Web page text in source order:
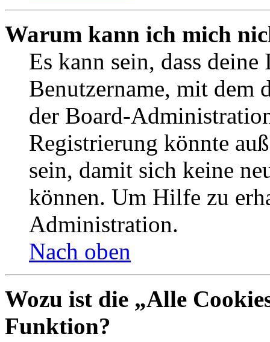
Warum kann ich mich
Es kann sein, dass
Benutzername, mit dem
der Board-
Registrierung könnte
sein, damit sich keine
können. Um Hilfe zu
Administration.
Nach oben
Wozu ist die „Alle
Funktion?